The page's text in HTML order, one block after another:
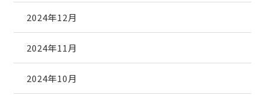
2024年12月
2024年11月
2024年10月